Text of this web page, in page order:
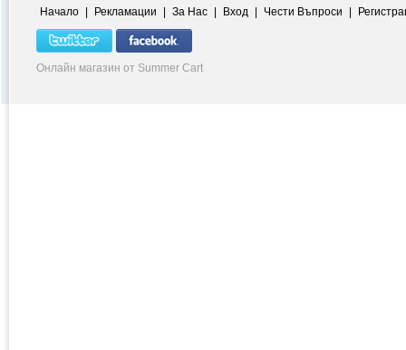
Начало | Рекламации | За Нас | Вход | Чести Въпроси |
Онлайн магазин от Summer Cart